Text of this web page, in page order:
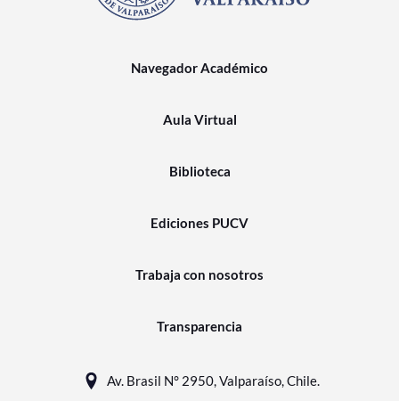
Navegador Académico
Aula Virtual
Biblioteca
Ediciones PUCV
Trabaja con nosotros
Transparencia
Av. Brasil N° 2950, Valparaíso, Chile.